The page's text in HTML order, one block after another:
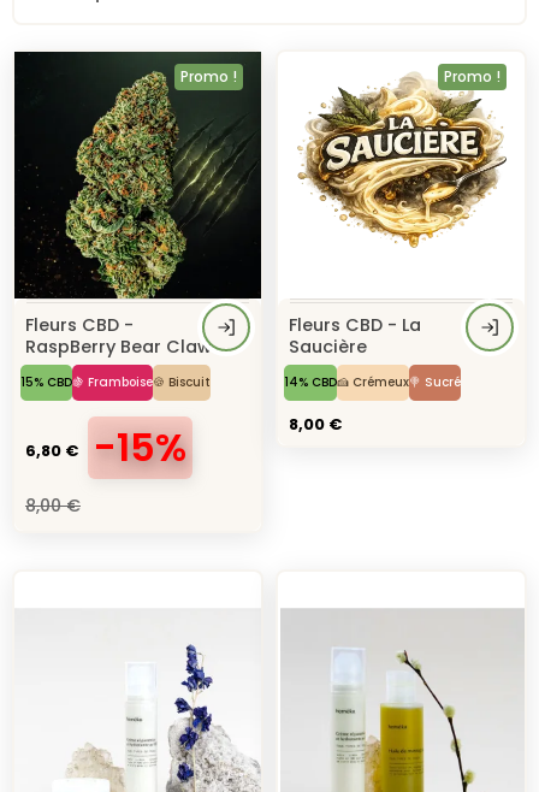
Promo !
Fleurs CBD -
RaspBerry Bear Claw
15% CBD🍇 Framboise🍪 Biscuit
6,80 € -15%
8,00 €
Promo !
Fleurs CBD - La
Saucière
14% CBD🍰 Crémeux🍭 Sucré
8,00 €